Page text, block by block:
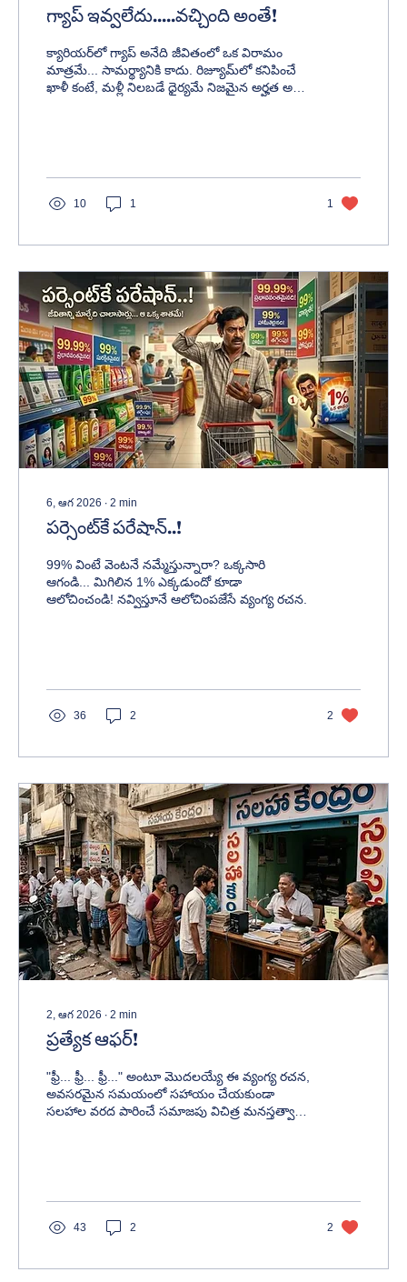
గ్యాప్ ఇవ్వలేదు.....వచ్చింది అంతే!
క్యారియర్‌లో గ్యాప్ అనేది జీవితంలో ఒక విరామం
మాత్రమే... సామర్థ్యానికి కాదు. రిజ్యూమ్‌లో కనిపించే
ఖాళీ కంటే, మళ్లీ నిలబడే ధైర్యమే నిజమైన అర్హత అని
10 1 1
6, ఆగ 2026 ∙ 2 min
పర్సెంట్‌కే పరేషాన్..!
99% వింటే వెంటనే నమ్మేస్తున్నారా? ఒక్కసారి
ఆగండి... మిగిలిన 1% ఎక్కడుందో కూడా
ఆలోచించండి! నవ్విస్తూనే ఆలోచింపజేసే వ్యంగ్య రచన.
36 2 2
2, ఆగ 2026 ∙ 2 min
ప్రత్యేక ఆఫర్!
"ఫ్రీ... ఫ్రీ... ఫ్రీ..." అంటూ మొదలయ్యే ఈ వ్యంగ్య రచన,
అవసరమైన సమయంలో సహాయం చేయకుండా
సలహాల వరద పారించే సమాజపు విచిత్ర మనస్తత్వాన్ని
43 2 2